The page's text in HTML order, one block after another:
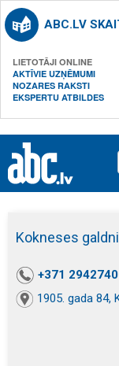
ABC.LV
LIETOTĀJI ONLINE
AKTĪVIE UZŅĒMUMI
NOZARES RAKSTI
EKSPERTU ATBILDES
Kokneses
+371
1905. gada 84,